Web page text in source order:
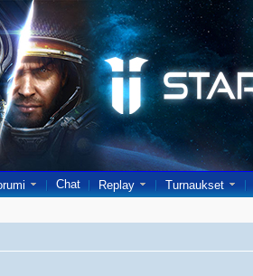
Chat Replay Turnaukset